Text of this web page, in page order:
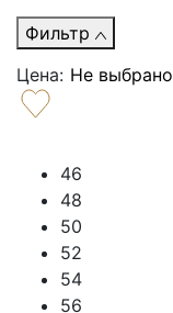
Фильтр
Цена: Не выбрано
46
48
50
52
54
56